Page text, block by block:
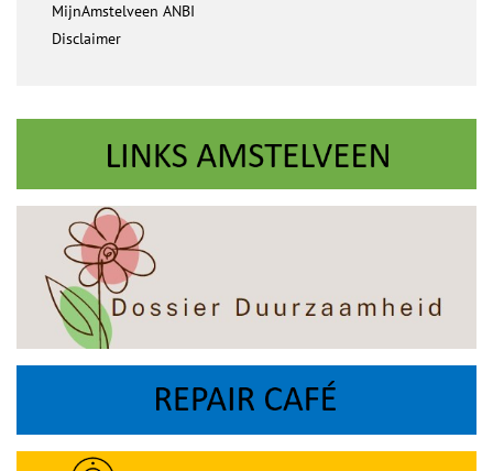
MijnAmstelveen ANBI
Disclaimer